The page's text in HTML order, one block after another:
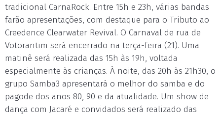
tradicional CarnaRock. Entre 15h e 23h, várias bandas
farão apresentações, com destaque para o Tributo ao
Creedence Clearwater Revival. O Carnaval de rua de
Votorantim será encerrado na terça-feira (21). Uma
matinê será realizada das 15h às 19h, voltada
especialmente às crianças. À noite, das 20h às 21h30, o
grupo Samba3 apresentará o melhor do samba e do
pagode dos anos 80, 90 e da atualidade. Um show de
dança com Jacaré e convidados será realizado das